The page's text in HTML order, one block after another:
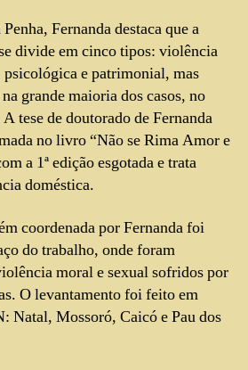
Fernanda destaca que a
divide em cinco tipos: violência
e patrimonial, mas
grande maioria dos casos, no
tese de doutorado de Fernanda
no livro “Não se Rima Amor e
a 1ª edição esgotada e trata
doméstica.
coordenada por Fernanda foi
do trabalho, onde foram
moral e sexual sofridos por
O levantamento foi feito em
Natal, Mossoró, Caicó e Pau dos